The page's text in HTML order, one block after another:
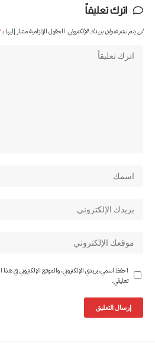
اترك تعليقاً
لن يتم نشر عنوان بريدك الإلكتروني. الحقول الإلزامية مشار إليها بـ
احفظ اسمي، بريدي الإلكتروني، والموقع الإلكتروني في
تعليقي.